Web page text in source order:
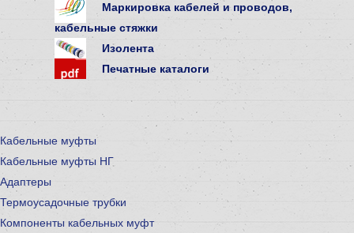
Маркировка кабелей и проводов,
кабельные стяжки
Изолента
Печатные каталоги
Кабельные муфты
Кабельные муфты НГ
Адаптеры
Термоусадочные трубки
Компоненты кабельных муфт